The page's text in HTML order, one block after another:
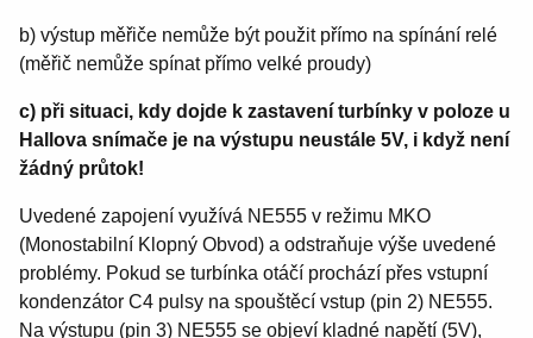
b) výstup měřiče nemůže být použit přímo na spínání relé
(měřič nemůže spínat přímo velké proudy)
c) při situaci, kdy dojde k zastavení turbínky v poloze u
Hallova snímače je na výstupu neustále 5V, i když není
žádný průtok!
Uvedené zapojení využívá NE555 v režimu MKO
(Monostabilní Klopný Obvod) a odstraňuje výše uvedené
problémy. Pokud se turbínka otáčí prochází přes vstupní
kondenzátor C4 pulsy na spouštěcí vstup (pin 2) NE555.
Na výstupu (pin 3) NE555 se objeví kladné napětí (5V),